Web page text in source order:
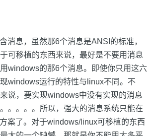
消息，虽然那6个消息是ANSI的标准，
可移植的东西来说，最好是不要用消息
windows的那6个消息。即使你只用这六
windows运行的特性与linux不同。不
说，要实现windows中没有实现的消息
。。。。所以，强大的消息系统只能在
案了。对于windows/linux可移植的东西